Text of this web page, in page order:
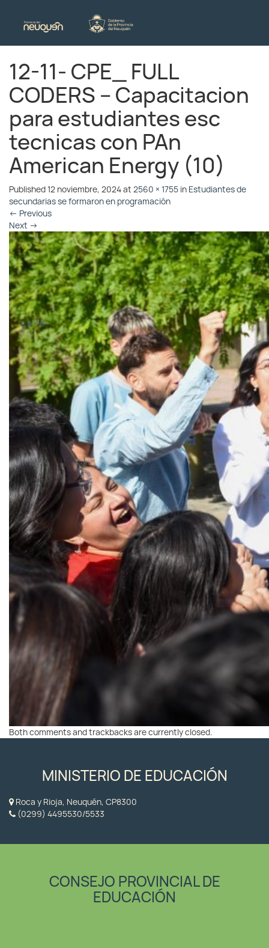
12-11- CPE_ FULL
CODERS – Capacitacion
para estudiantes esc
tecnicas con PAn
American Energy (10)
Published12 noviembre, 2024at 2560 × 1755 in Estudiantes de
secundarias se formaron en programación
← Previous
Next →
Both comments and trackbacks are currently closed.
MINISTERIO DE EDUCACIÓN
Roca y Rioja, Neuquén, CP8300
(0299) 4495530/5533
CONSEJO PROVINCIAL DE
EDUCACIÓN